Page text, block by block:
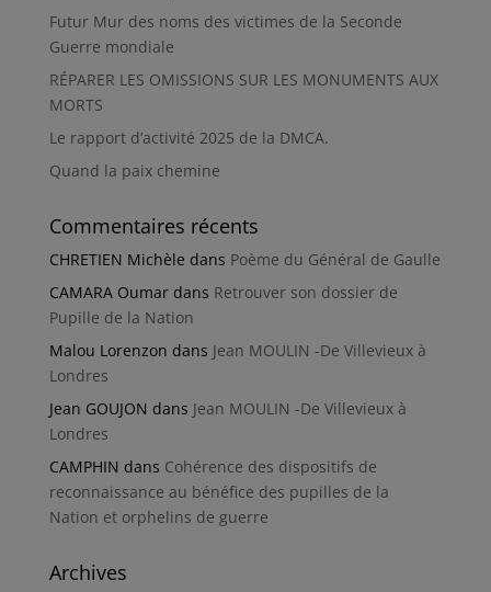
Futur Mur des noms des victimes de la Seconde
Guerre mondiale
RÉPARER LES OMISSIONS SUR LES MONUMENTS AUX
MORTS
Le rapport d’activité 2025 de la DMCA.
Quand la paix chemine
Commentaires récents
CHRETIEN Michèle dans Poème du Général de Gaulle
CAMARA Oumardans Retrouver son dossier de
Pupille de la Nation
Malou Lorenzon dans Jean MOULIN -De Villevieux à
Londres
Jean GOUJON dans Jean MOULIN -De Villevieux à
Londres
CAMPHIN dans Cohérence des dispositifs de
reconnaissance au bénéfice des pupilles de la
Nation et orphelins de guerre
Archives